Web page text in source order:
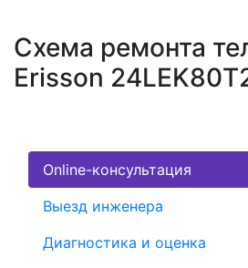
Схема ремонта
Erisson
Online-консультация
Выезд инженера
Диагностика и оценка